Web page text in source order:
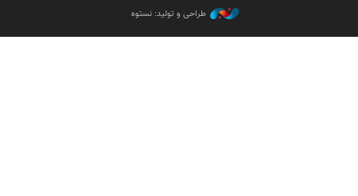
طراحی و تولید: نستوه